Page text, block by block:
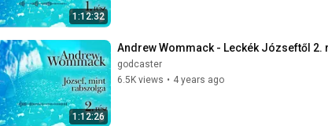
1:12:32
1:12:26
Andrew Wommack - Leckék Józseftől 2.
godcaster
6.5K views • 4 years ago